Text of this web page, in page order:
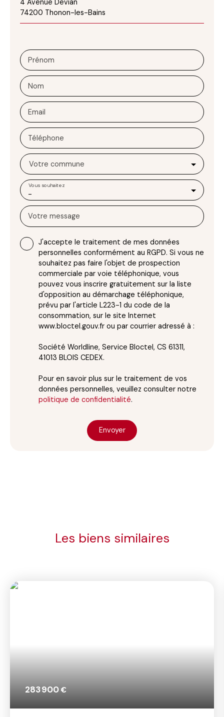
4 Avenue Devian
74200 Thonon-les-Bains
Prénom
Nom
Email
Téléphone
Votre commune
-
Vous souhaitez
Votre message
J'accepte le traitement de mes données
personnelles conformément au RGPD. Si vous ne
souhaitez pas faire l'objet de prospection
commerciale par voie téléphonique, vous
pouvez vous inscrire gratuitement sur la liste
d'opposition au démarchage téléphonique,
prévu par l'article L223-1 du code de la
consommation, sur le site Internet
www.bloctel.gouv.fr ou par courrier adressé à :
Société Worldline, Service Bloctel, CS 61311,
41013 BLOIS CEDEX.
Pour en savoir plus sur le traitement de vos
données personnelles, veuillez consulter notre
politique de confidentialité.
Envoyer
Les biens similaires
283 900€